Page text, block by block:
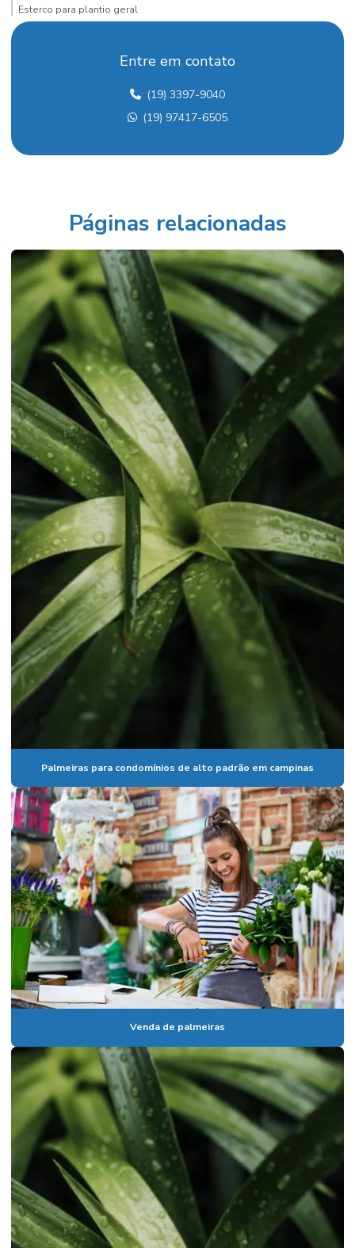
Esterco para plantio geral
Fertilizante para mudas
Flores ornamentais em campinas
Floricultura e plantas ornamentais
Folhagens ornamentais para interiores
Fornecedor de palmeiras
Fornecedor de vasos para paisagismo corporativo em campinas
Fornecedores de paisagismo em paulínia
Grama esmeralda em campinas
Insumos para plantio
Insumos para plantio geral
Loja de vasos em campinas
Manutenção de áreas verdes
Manutenção areas verdes sp
Manutenção de jardim
Manutenção de paisagismo
Mudas de arvores frutiferas para vaso
Mudas de plantas frutiferas para jardim
Mudas de plantas para paisagismo
Onde comprar grama em campinas
Paisagismo empresarial
Paisagismo e jardinagem em vinhedo
Paisagismo em valinhos
Palmeiras para condomínios
Palmeiras para condomínios de alto padrão em campinas
Pedrisco para jardinagem
Planta ornamental costela de adão
Planta ornamental de jardim em paulínia
Plantas para empresa de arquitetura
Plantas para escritório em paulínia
Plantas para eventos corporativos
Plantas ornamentais em campinas
Plantas ornamentais coloridas
Plantas ornamentais com flores em campinas
Plantas ornamentais de grande porte
Plantas ornamentais para interiores
Plantas ornamentais para jardim em campinas
Plantas ornamentais para varanda
Entre em contato
(19) 3397-9040
(19) 97417-6505
Páginas relacionadas
Palmeiras para condomínios de alto padrão em campinas
Venda de palmeiras